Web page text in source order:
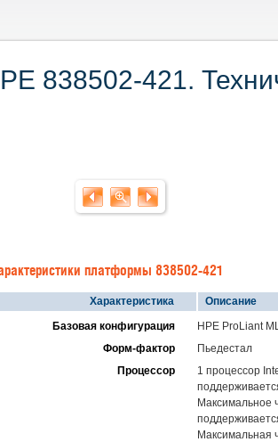
838502-421.
платформы 838502-421
Характеристика
Описание
Базовая конфигурация
HPE ProLiant
Форм-фактор
Пьедестал
Процессор
1 процессор
Максимальное
Максимальная